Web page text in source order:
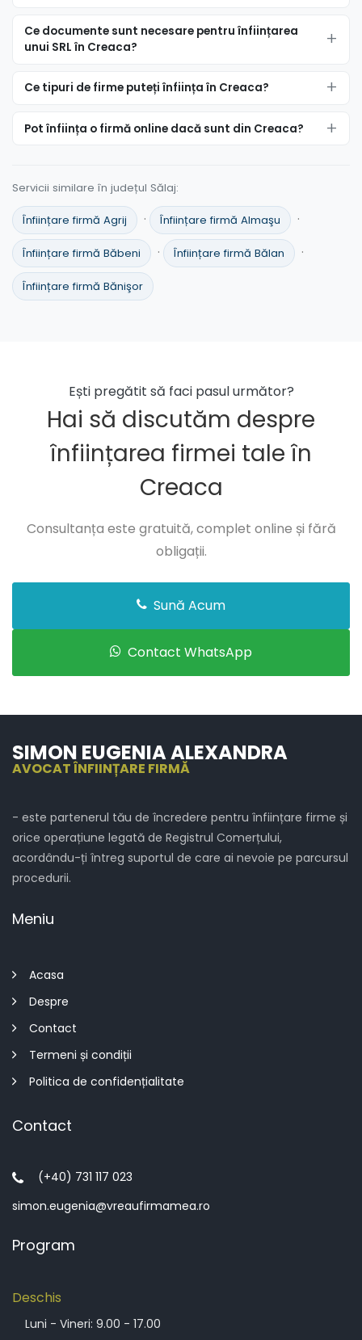
Ce documente sunt necesare pentru înființarea
unui SRL în Creaca?
Ce tipuri de firme puteți înființa în Creaca?
Pot înființa o firmă online dacă sunt din Creaca?
Servicii similare în județul Sălaj:
Înființare firmă Agrij · Înființare firmă Almaşu ·
Înființare firmă Băbeni · Înființare firmă Bălan ·
Înființare firmă Bănişor
Ești pregătit să faci pasul următor?
Hai să discutăm despre
înființarea firmei tale în
Creaca
Consultanța este gratuită, complet online și fără
obligații.
Sună Acum
Contact WhatsApp
SIMON EUGENIA ALEXANDRA
AVOCAT ÎNFIINȚARE FIRMĂ
- este partenerul tău de încredere pentru înființare firme și
orice operațiune legată de Registrul Comerțului,
acordându-ți întreg suportul de care ai nevoie pe parcursul
procedurii.
Meniu
Acasa
Despre
Contact
Termeni și condiții
Politica de confidențialitate
Contact
(+40) 731 117 023
simon.eugenia@vreaufirmamea.ro
Program
Deschis
Luni - Vineri: 9.00 - 17.00